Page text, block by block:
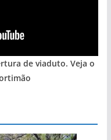
de viaduto. Veja o